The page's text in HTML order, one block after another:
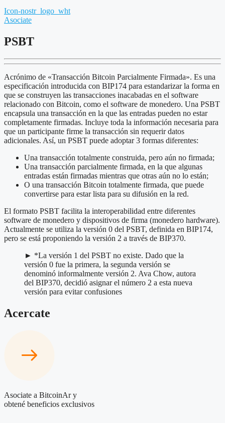
Icon-nostr_logo_wht
Asociate
PSBT
Acrónimo de «Transacción Bitcoin Parcialmente Firmada». Es una
especificación introducida con BIP174 para estandarizar la forma en
que se construyen las transacciones inacabadas en el software
relacionado con Bitcoin, como el software de monedero. Una PSBT
encapsula una transacción en la que las entradas pueden no estar
completamente firmadas. Incluye toda la información necesaria para
que un participante firme la transacción sin requerir datos
adicionales. Así, un PSBT puede adoptar 3 formas diferentes:
Una transacción totalmente construida, pero aún no firmada;
Una transacción parcialmente firmada, en la que algunas
entradas están firmadas mientras que otras aún no lo están;
O una transacción Bitcoin totalmente firmada, que puede
convertirse para estar lista para su difusión en la red.
El formato PSBT facilita la interoperabilidad entre diferentes
software de monedero y dispositivos de firma (monedero hardware).
Actualmente se utiliza la versión 0 del PSBT, definida en BIP174,
pero se está proponiendo la versión 2 a través de BIP370.
► *La versión 1 del PSBT no existe. Dado que la
versión 0 fue la primera, la segunda versión se
denominó informalmente versión 2. Ava Chow, autora
del BIP370, decidió asignar el número 2 a esta nueva
versión para evitar confusiones
Acercate
Asociate a BitcoinAr y
obtené beneficios exclusivos